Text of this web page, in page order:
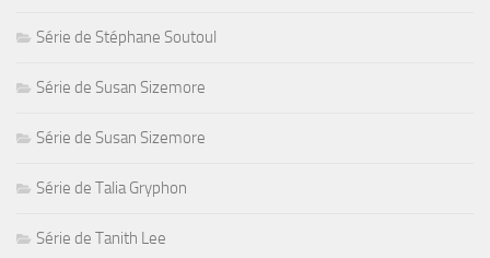
Série de Stéphane Soutoul
Série de Susan Sizemore
Série de Susan Sizemore
Série de Talia Gryphon
Série de Tanith Lee